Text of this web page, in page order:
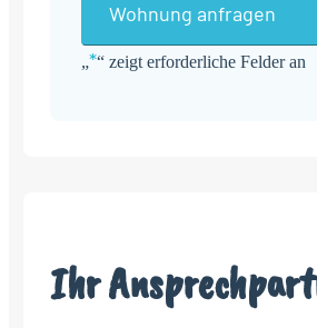
„*“ zeigt erforderliche Felder an
Wohnung anfragen
Ihr